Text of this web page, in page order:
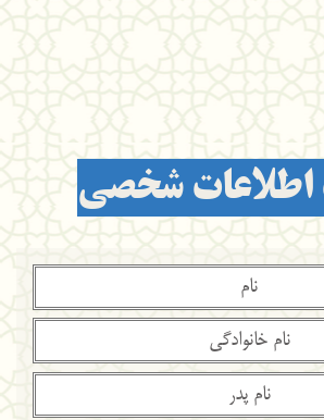
اطلاعات​​​​​​​ شخصی